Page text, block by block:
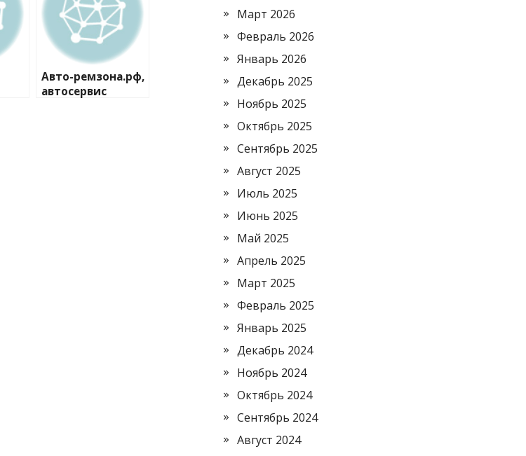
Авто-ремзона.рф,
автосервис
Март 2026
Февраль 2026
Январь 2026
Декабрь 2025
Ноябрь 2025
Октябрь 2025
Сентябрь 2025
Август 2025
Июль 2025
Июнь 2025
Май 2025
Апрель 2025
Март 2025
Февраль 2025
Январь 2025
Декабрь 2024
Ноябрь 2024
Октябрь 2024
Сентябрь 2024
Август 2024